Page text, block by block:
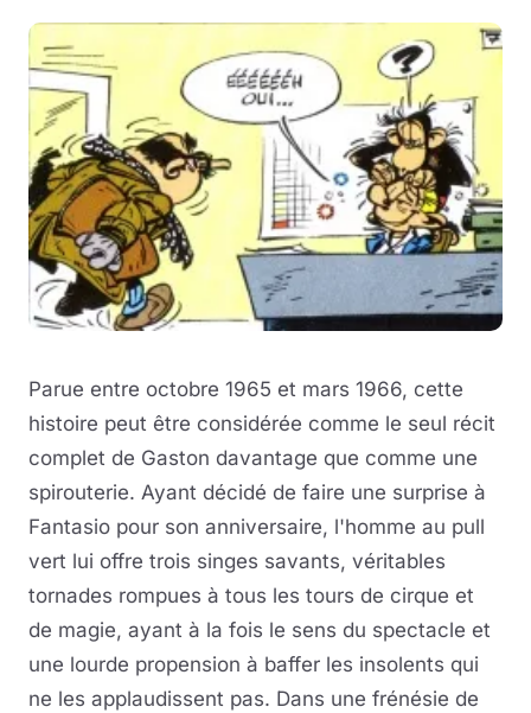
Parue entre octobre 1965 et mars 1966, cette
histoire peut être considérée comme le seul récit
complet de Gaston davantage que comme une
spirouterie. Ayant décidé de faire une surprise à
Fantasio pour son anniversaire, l'homme au pull
vert lui offre trois singes savants, véritables
tornades rompues à tous les tours de cirque et
de magie, ayant à la fois le sens du spectacle et
une lourde propension à baffer les insolents qui
ne les applaudissent pas. Dans une frénésie de